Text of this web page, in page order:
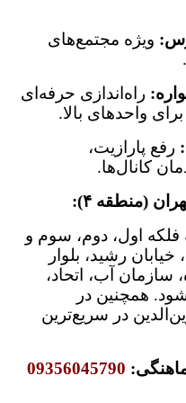
ویژه مجتمع‌های
راه‌اندازی حرفه‌ای
واحدهای بالا.
رفع پارازیت،
کانال‌ها.
(منطقه ۴):
اول، دوم، سوم و
رشید، بلوار
سازمان آب، اتحاد،
همچنین در
در سریع‌ترین
09356045790